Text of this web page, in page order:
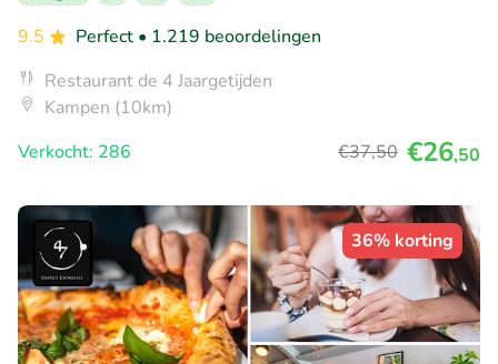
9.5
Perfect • 1.219 beoordelingen
Restaurant de 4 Jaargetijden
Kampen (10km)
Verkocht: 286
€37,50 €26,50
36% korting